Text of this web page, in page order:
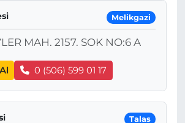
Melikgazi
MAH. 2157. SOK NO:6 A
0 (506) 599 01 17
Talas